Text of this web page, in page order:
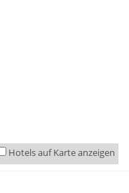
Hotels auf Karte anzeigen